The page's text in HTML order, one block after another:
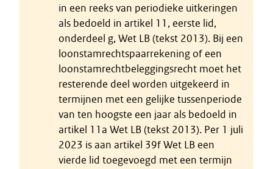
in een reeks van periodieke uitkeringen
als bedoeld in artikel 11, eerste lid,
onderdeel g, Wet LB (tekst 2013). Bij een
loonstamrechtspaarrekening of een
loonstamrechtbeleggingsrecht moet het
resterende deel worden uitgekeerd in
termijnen met een gelijke tussenperiode
van ten hoogste een jaar als bedoeld in
artikel 11a Wet LB (tekst 2013). Per 1 juli
2023 is aan artikel 39f Wet LB een
vierde lid toegevoegd met een termijn